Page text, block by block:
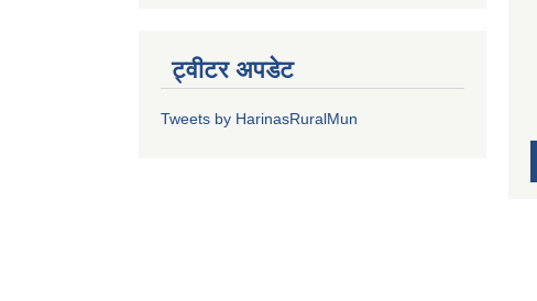
ट्वीटर अपडेट
Tweets by HarinasRuralMun